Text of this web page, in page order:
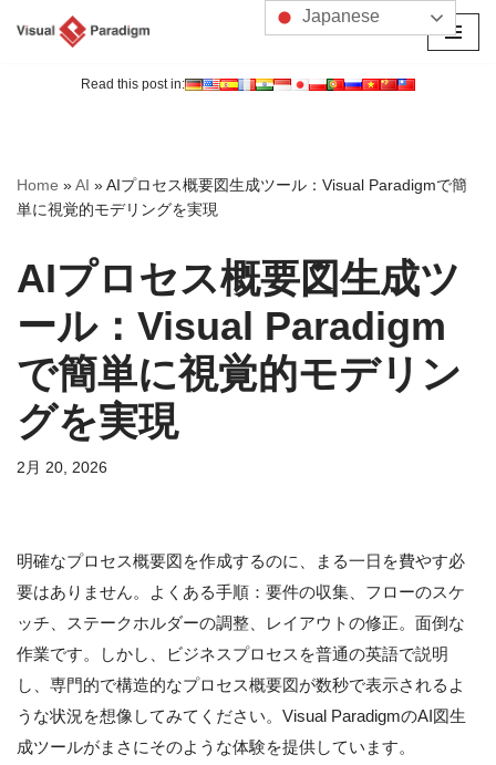
へ
ス
ッ
プ
Read this post in:
Home »AI »AIプロセス概要図生成ツール：Visual Paradigmで簡
単に視覚的モデリングを実現
AIプロセス概要図生成ツ
ール：Visual Paradigm
で簡単に視覚的モデリン
グを実現
2月 20, 2026
明確なプロセス概要図を作成するのに、まる一日を費やす必
要はありません。よくある手順：要件の収集、フローのスケ
ッチ、ステークホルダーの調整、レイアウトの修正。面倒な
作業です。しかし、ビジネスプロセスを普通の英語で説明
し、専門的で構造的なプロセス概要図が数秒で表示されるよ
うな状況を想像してみてください。Visual ParadigmのAI図生
成ツールがまさにそのような体験を提供しています。
Japanese